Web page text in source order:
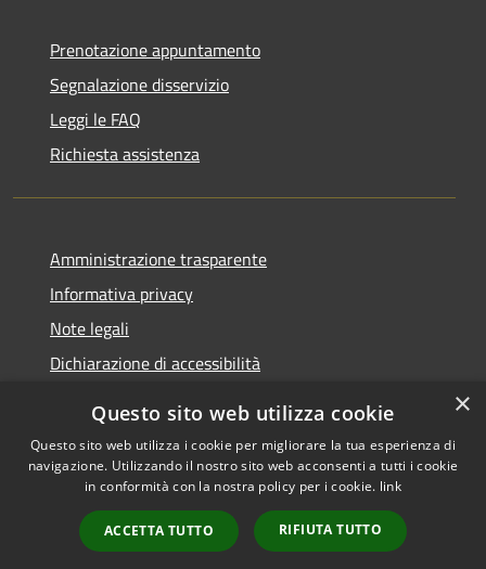
Prenotazione appuntamento
Segnalazione disservizio
Leggi le FAQ
Richiesta assistenza
Amministrazione trasparente
Informativa privacy
Note legali
Dichiarazione di accessibilità
RSS
Accessibilità
Copyright © 2026 • Comune di
Rocca Pietore • Powered by
Municipium•
Accesso
redazione
×
Questo sito web utilizza cookie
Questo sito web utilizza i cookie per migliorare la tua esperienza di
navigazione. Utilizzando il nostro sito web acconsenti a tutti i cookie
in conformità con la nostra policy per i cookie. link
ACCETTA TUTTO RIFIUTA TUTTO